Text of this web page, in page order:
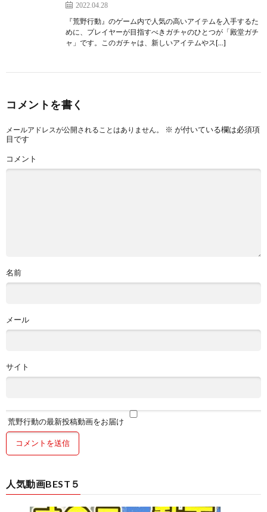
2022.04.28
『荒野行動』のゲーム内で人気の高いアイテムを入手するた
めに、プレイヤーが目指すべきガチャのひとつが「殿堂ガチ
ャ」です。このガチャは、新しいアイテムやス[…]
コメントを書く
メールアドレスが公開されることはありません。 ※ が付いている欄は必須項
目です
コメント
名前
メール
サイト
荒野行動の最新投稿動画をお届け
人気動画BEST５